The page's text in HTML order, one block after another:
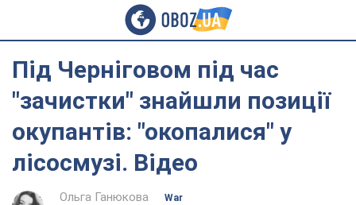
Під Черніговом під час
"зачистки" знайшли позиції
окупантів: "окопалися" у
лісосмузі. Відео
Ольга Ганюкова
War